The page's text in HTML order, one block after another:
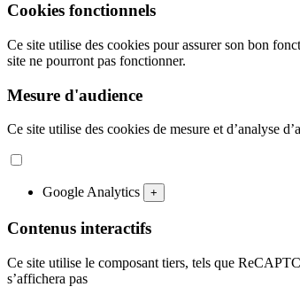
Cookies fonctionnels
Ce site utilise des cookies pour assurer son bon
site ne pourront pas fonctionner.
Mesure d'audience
Ce site utilise des cookies de mesure et d’analyse
Google Analytics +
Contenus interactifs
Ce site utilise le composant tiers, tels que
s’affichera pas